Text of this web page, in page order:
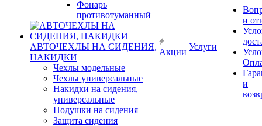
Фонарь
противотуманный
АВТОЧЕХЛЫ НА СИДЕНИЯ,
НАКИДКИ
Чехлы модельные
Чехлы универсальные
Накидки на сидения,
универсальные
Подушки на сидения
Защита сидения
Акции
Услуги
и
и